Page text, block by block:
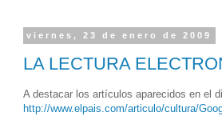
viernes, 23 de enero de 2009
LA LECTURA
A destacar los artículos aparecidos en el
http://www.elpais.com/articulo/cultura/